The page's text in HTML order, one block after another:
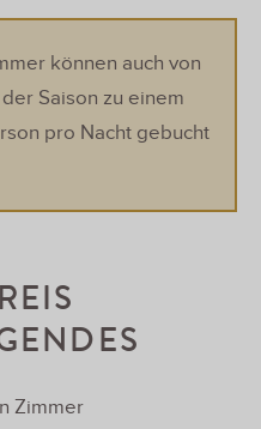
können auch von
Saison zu einem
pro Nacht gebucht
Zimmer